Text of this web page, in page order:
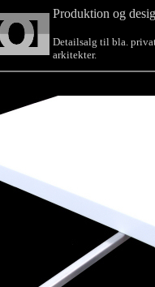
Produktion og
Detailsalg til bla.
arkitekter.